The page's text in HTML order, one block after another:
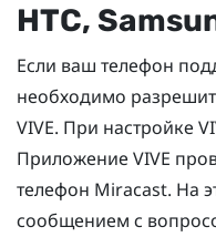
HTC,
Если ваш телефон
необходимо
VIVE. При настройке
Приложение VIVE
телефон Miracast. На
сообщением с